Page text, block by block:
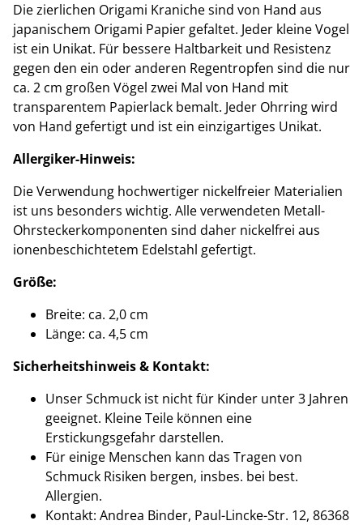
Die zierlichen Origami Kraniche sind von Hand aus
japanischem Origami Papier gefaltet. Jeder kleine Vogel
ist ein Unikat. Für bessere Haltbarkeit und Resistenz
gegen den ein oder anderen Regentropfen sind die nur
ca. 2 cm großen Vögel zwei Mal von Hand mit
transparentem Papierlack bemalt. Jeder Ohrring wird
von Hand gefertigt und ist ein einzigartiges Unikat.
Allergiker-Hinweis:
Die Verwendung hochwertiger nickelfreier Materialien
ist uns besonders wichtig. Alle verwendeten Metall-
Ohrsteckerkomponenten sind daher nickelfrei aus
ionenbeschichtetem Edelstahl gefertigt.
Größe:
Breite: ca. 2,0 cm
Länge: ca. 4,5 cm
Sicherheitshinweis & Kontakt:
Unser Schmuck ist nicht für Kinder unter 3 Jahren
geeignet. Kleine Teile können eine
Erstickungsgefahr darstellen.
Für einige Menschen kann das Tragen von
Schmuck Risiken bergen, insbes. bei best.
Allergien.
Kontakt: Andrea Binder, Paul-Lincke-Str. 12, 86368